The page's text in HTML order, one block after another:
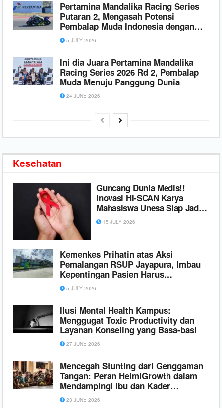
Pertamina Mandalika Racing Series
Putaran 2, Mengasah Potensi
Pembalap Muda Indonesia dengan
Regulasi Standar Internasional
5 JULY 2026
Ini dia Juara Pertamina Mandalika
Racing Series 2026 Rd 2, Pembalap
Muda Menuju Panggung Dunia
24 JUNE 2026
Kesehatan
Guncang Dunia Medis!!
Inovasi HI-SCAN Karya
Mahasiswa Unesa Siap Jadi
Senjata Pamungkas
Indonesia Bebas HIV 2030
15 JULY 2026
Kemenkes Prihatin atas Aksi
Pemalangan RSUP Jayapura, Imbau
Kepentingan Pasien Harus
Diutamakan
5 JULY 2026
Ilusi Mental Health Kampus:
Menggugat Toxic Productivity dan
Layanan Konseling yang Basa-basi
27 JUNE 2026
Mencegah Stunting dari Genggaman
Tangan: Peran HelmiGrowth dalam
Mendampingi Ibu dan Kader
Posyandu
23 JUNE 2026